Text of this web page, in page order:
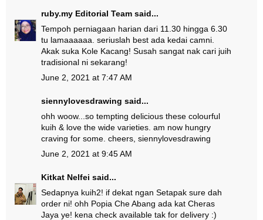
ruby.my Editorial Team said...
Tempoh perniagaan harian dari 11.30 hingga 6.30
tu lamaaaaaa. seriuslah best ada kedai camni.
Akak suka Kole Kacang! Susah sangat nak cari juih
tradisional ni sekarang!
June 2, 2021 at 7:47 AM
siennylovesdrawing said...
ohh woow...so tempting delicious these colourful
kuih & love the wide varieties. am now hungry
craving for some. cheers, siennylovesdrawing
June 2, 2021 at 9:45 AM
Kitkat Nelfei said...
Sedapnya kuih2! if dekat ngan Setapak sure dah
order ni! ohh Popia Che Abang ada kat Cheras
Jaya ye! kena check available tak for delivery :)